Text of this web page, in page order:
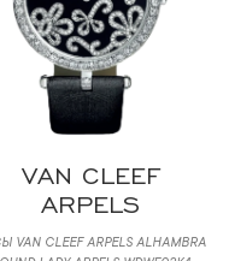
VAN CLEEF
ARPELS
VAN CLEEF ARPELS ALHAMBRA